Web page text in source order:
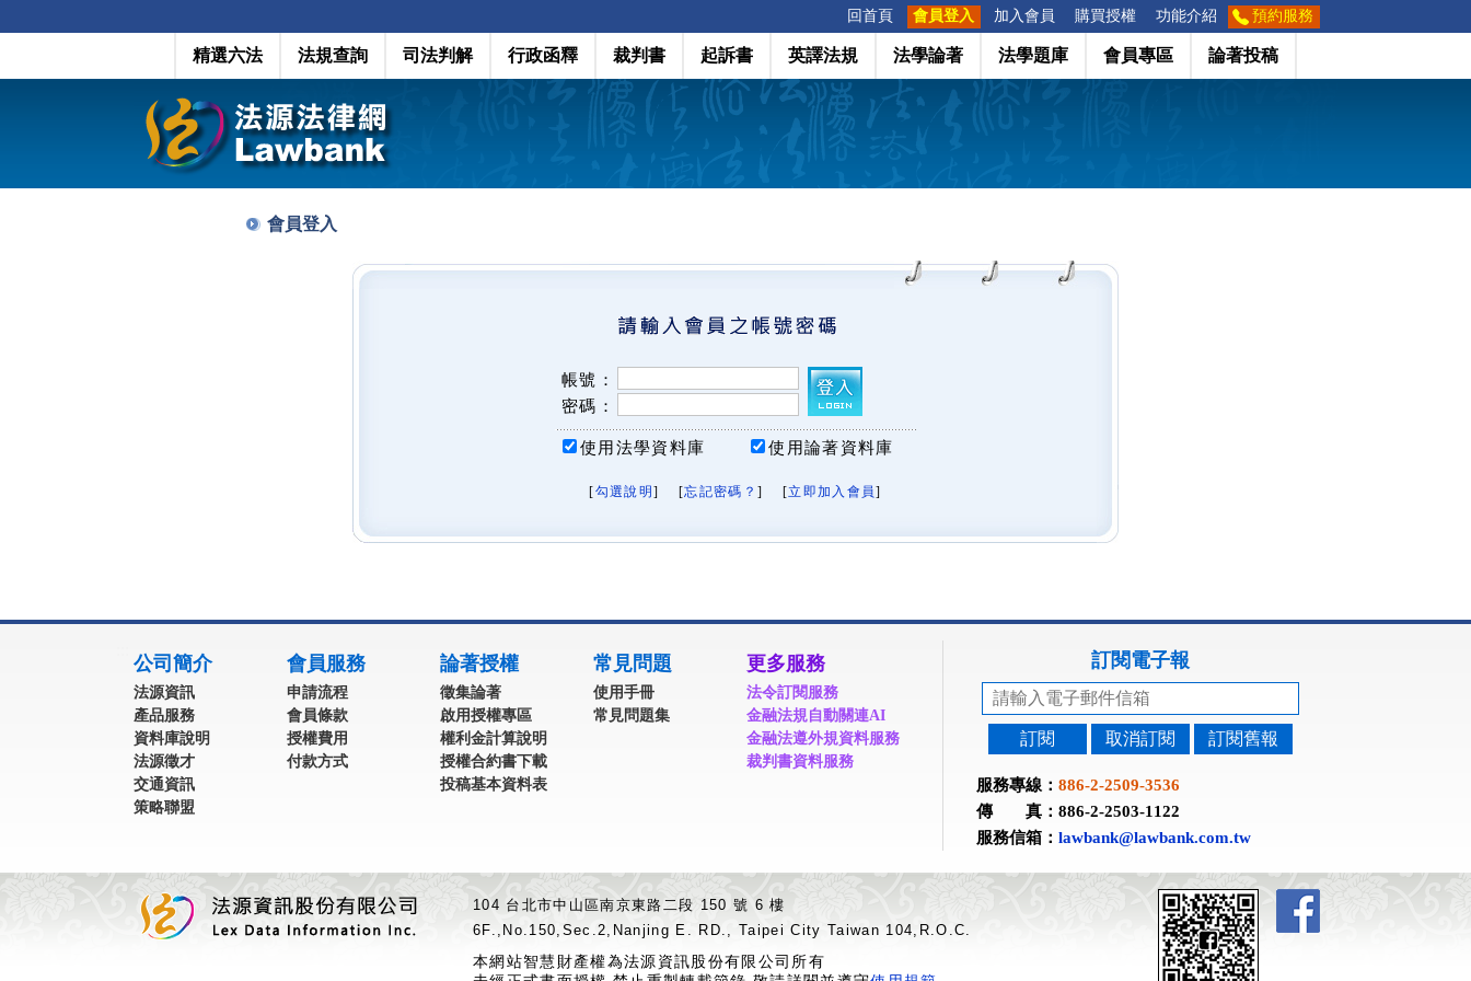
回首頁 會員登入 加入會員 購買授權 功能介紹 預約服務
精選六法 法規查詢 司法判解 行政函釋 裁判書 起訴書 英譯法規 法學論著 法學題庫 會員專區 論著投稿
會員登入
帳號：
密碼：
使用法學資料庫 使用論著資料庫
[勾選說明 ] [忘記密碼？ ] [立即加入會員]
公司簡介
法源資訊
產品服務
資料庫說明
法源徵才
交通資訊
策略聯盟
會員服務
申請流程
會員條款
授權費用
付款方式
論著授權
徵集論著
啟用授權專區
權利金計算說明
授權合約書下載
投稿基本資料表
常見問題
使用手冊
常見問題集
更多服務
法令訂閱服務
金融法規自動關連AI
金融法遵外規資料服務
裁判書資料服務
訂閱電子報
訂閱 取消訂閱 訂閱舊報
服務專線： 886-2-2509-3536
傳 真：886-2-2503-1122
服務信箱： lawbank@lawbank.com.tw
104 台北市中山區南京東路二段 150 號 6 樓
6F.,No.150,Sec.2,Nanjing E. RD., Taipei City Taiwan 104,R.O.C.
本網站智慧財產權為法源資訊股份有限公司所有